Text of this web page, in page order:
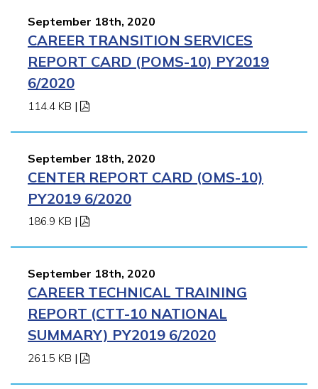
September 18th, 2020
CAREER TRANSITION SERVICES
REPORT CARD (POMS-10) PY2019
6/2020
114.4 KB |
September 18th, 2020
CENTER REPORT CARD (OMS-10)
PY2019 6/2020
186.9 KB |
September 18th, 2020
CAREER TECHNICAL TRAINING
REPORT (CTT-10 NATIONAL
SUMMARY) PY2019 6/2020
261.5 KB |